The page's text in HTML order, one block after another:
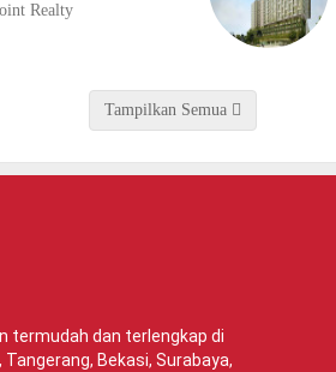
Realty
Tampilkan Semua
termudah dan terlengkap di
, Tangerang, Bekasi, Surabaya,